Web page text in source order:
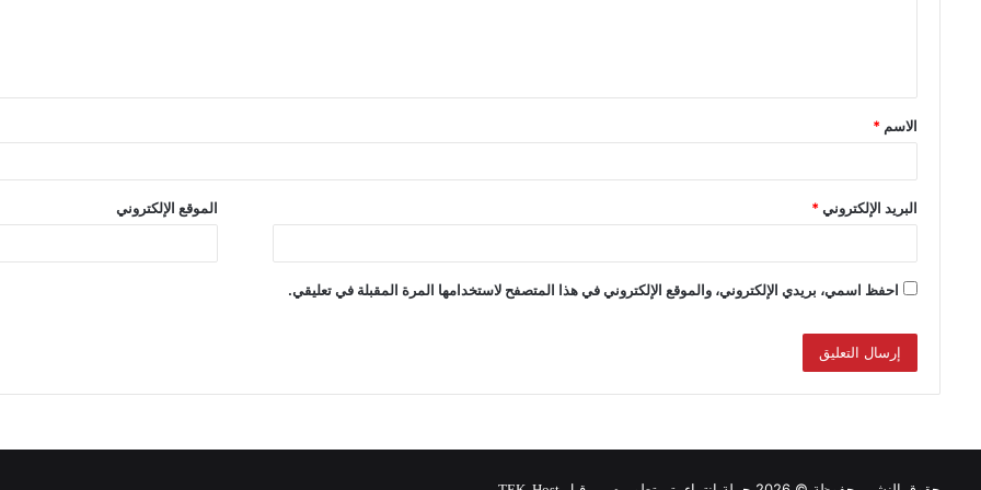
الاسم *
البريد الإلكتروني* الموقع الإلكتروني
احفظ اسمي، بريدي الإلكتروني، والموقع الإلكتروني في هذا المتصفح لاستخدامها المرة المقبلة في تعليقي.